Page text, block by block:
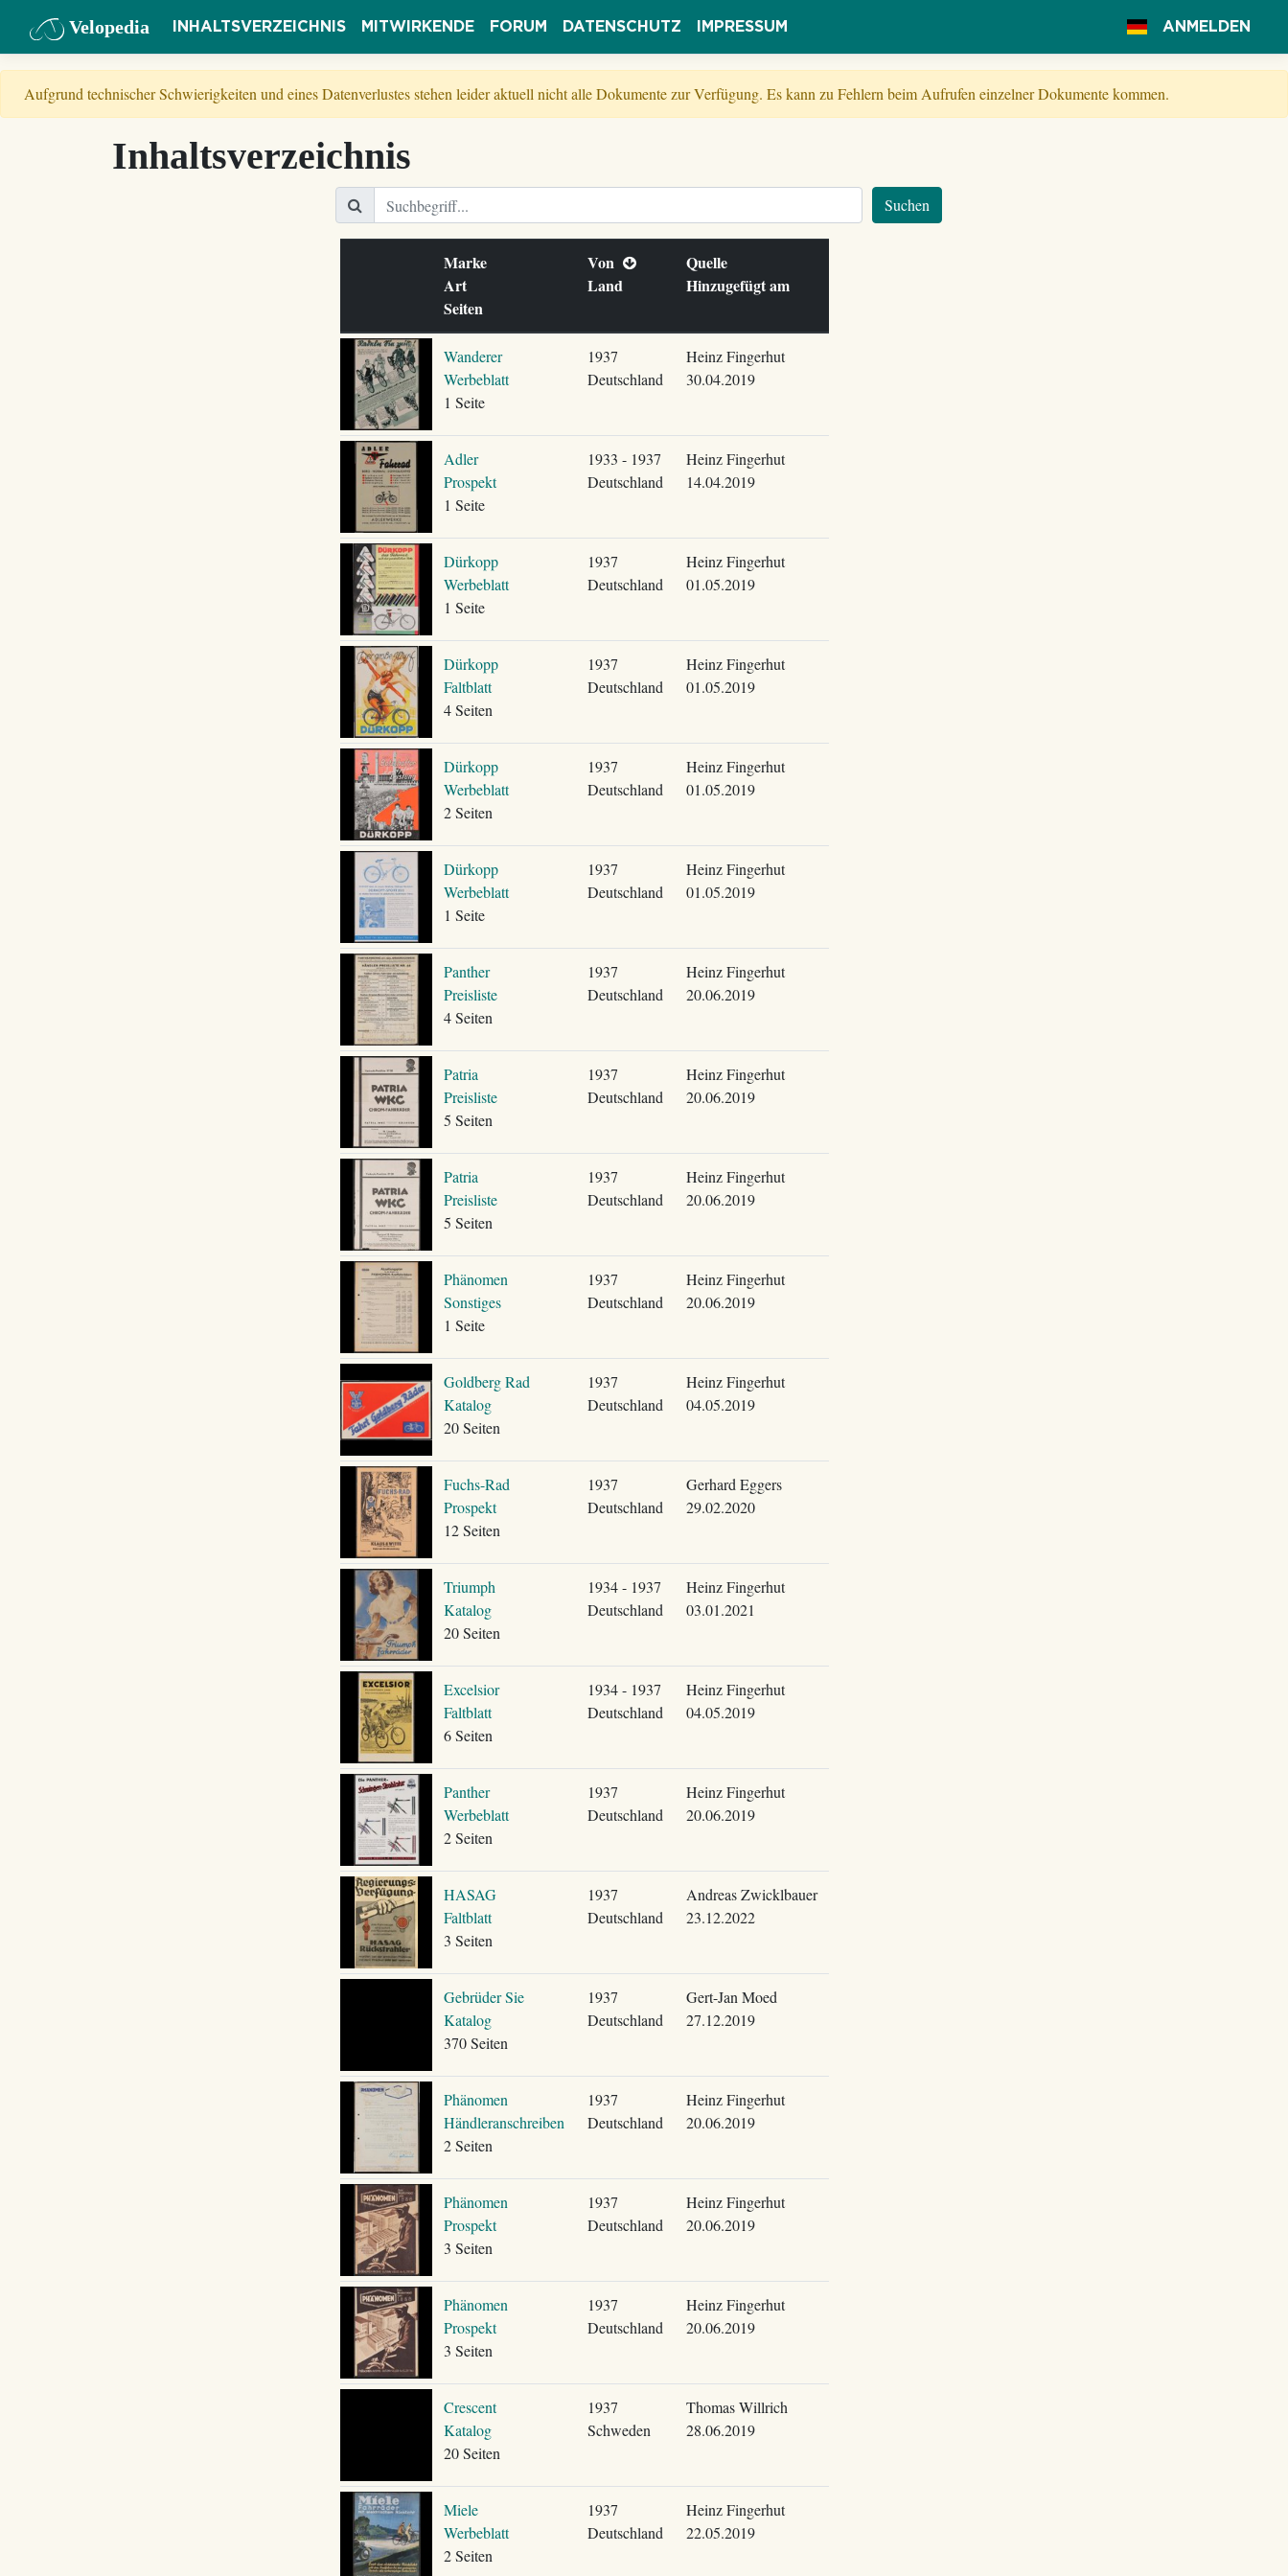
Velopedia INHALTSVERZEICHNIS MITWIRKENDE FORUM DATENSCHUTZ IMPRESSUM ANMELDEN
Aufgrund technischer Schwierigkeiten und eines Datenverlustes stehen leider aktuell nicht alle Dokumente zur Verfügung. Es kann zu Fehlern beim Aufrufen einzelner Dokumente kommen.
Inhaltsverzeichnis
Suchen
Marke
Art
Seiten
Von
Land
Quelle
Hinzugefügt am
Wanderer
Werbeblatt
1 Seite
1937
Deutschland
Heinz Fingerhut
30.04.2019
Adler
Prospekt
1 Seite
1933 - 1937
Deutschland
Heinz Fingerhut
14.04.2019
Dürkopp
Werbeblatt
1 Seite
1937
Deutschland
Heinz Fingerhut
01.05.2019
Dürkopp
Faltblatt
4 Seiten
1937
Deutschland
Heinz Fingerhut
01.05.2019
Dürkopp
Werbeblatt
2 Seiten
1937
Deutschland
Heinz Fingerhut
01.05.2019
Dürkopp
Werbeblatt
1 Seite
1937
Deutschland
Heinz Fingerhut
01.05.2019
Panther
Preisliste
4 Seiten
1937
Deutschland
Heinz Fingerhut
20.06.2019
Patria
Preisliste
5 Seiten
1937
Deutschland
Heinz Fingerhut
20.06.2019
Patria
Preisliste
5 Seiten
1937
Deutschland
Heinz Fingerhut
20.06.2019
Phänomen
Sonstiges
1 Seite
1937
Deutschland
Heinz Fingerhut
20.06.2019
Goldberg Rad
Katalog
20 Seiten
1937
Deutschland
Heinz Fingerhut
04.05.2019
Fuchs-Rad
Prospekt
12 Seiten
1937
Deutschland
Gerhard Eggers
29.02.2020
Triumph
Katalog
20 Seiten
1934 - 1937
Deutschland
Heinz Fingerhut
03.01.2021
Excelsior
Faltblatt
6 Seiten
1934 - 1937
Deutschland
Heinz Fingerhut
04.05.2019
Panther
Werbeblatt
2 Seiten
1937
Deutschland
Heinz Fingerhut
20.06.2019
HASAG
Faltblatt
3 Seiten
1937
Deutschland
Andreas Zwicklbauer
23.12.2022
Gebrüder Sie
Katalog
370 Seiten
1937
Deutschland
Gert-Jan Moed
27.12.2019
Phänomen
Händleranschreiben
2 Seiten
1937
Deutschland
Heinz Fingerhut
20.06.2019
Phänomen
Prospekt
3 Seiten
1937
Deutschland
Heinz Fingerhut
20.06.2019
Phänomen
Prospekt
3 Seiten
1937
Deutschland
Heinz Fingerhut
20.06.2019
Crescent
Katalog
20 Seiten
1937
Schweden
Thomas Willrich
28.06.2019
Miele
Werbeblatt
2 Seiten
1937
Deutschland
Heinz Fingerhut
22.05.2019